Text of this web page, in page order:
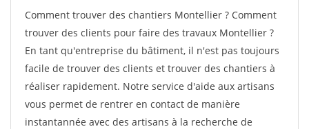
Comment trouver des chantiers Montellier ? Comment
trouver des clients pour faire des travaux Montellier ?
En tant qu'entreprise du bâtiment, il n'est pas toujours
facile de trouver des clients et trouver des chantiers à
réaliser rapidement. Notre service d'aide aux artisans
vous permet de rentrer en contact de manière
instantannée avec des artisans à la recherche de